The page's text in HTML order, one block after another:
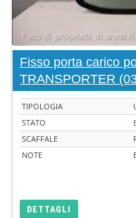
Fisso porta carico
TRANSPORTER
TIPOLOGIA
STATO
SCAFFALE
NOTE
DETTAGLI